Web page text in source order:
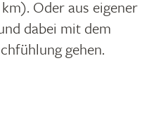
Oder aus eigener
dabei mit dem
gehen.